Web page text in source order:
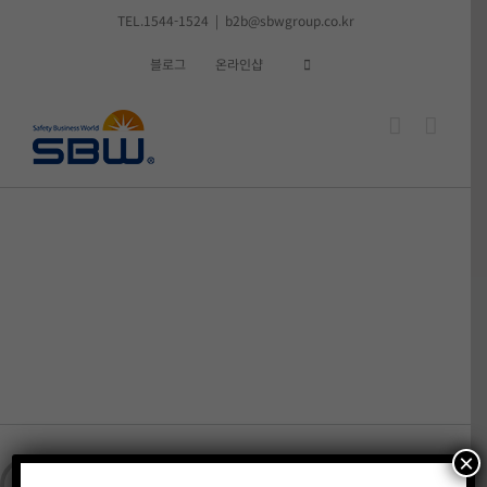
TEL.1544-1524 | b2b@sbwgroup.co.kr
블로그 온라인샵
×